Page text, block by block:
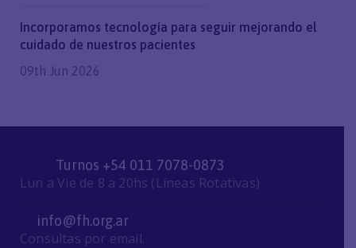
Incorporamos tecnología para seguir mejorando el
cuidado de nuestros pacientes
09th Jun 2026
Turnos +54 011 7078-0873
Lun a Vie de 8 a 20hs (Líneas Rotativas)
info@fh.org.ar
Consultas por email.